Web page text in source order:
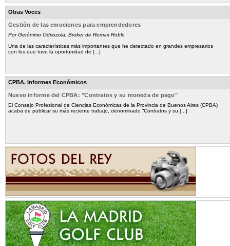
Otras Voces
Gestión de las emociones para emprendedores
Por Gerónimo Odriozola, Broker de Remax Roble
Una de las características más importantes que he detectado en grandes empresarios
con los que tuve la oportunidad de [...]
CPBA. Informes Económicos
Nuevo informe del CPBA: "Contratos y su moneda de pago"
El Consejo Profesional de Ciencias Económicas de la Provincia de Buenos Aires (CPBA)
acaba de publicar su más reciente trabajo, denominado “Contratos y su [...]